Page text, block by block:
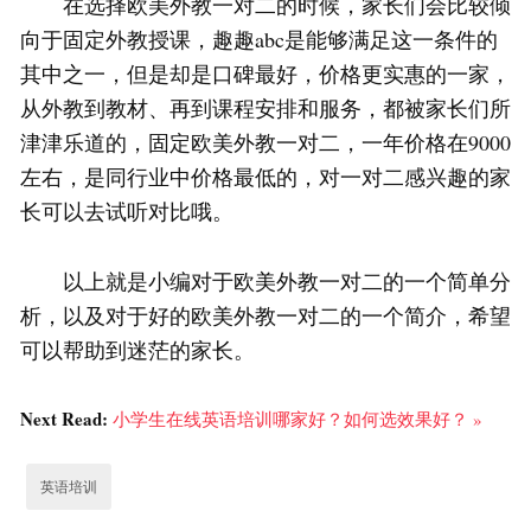
向于固定外教授课，趣趣abc是能够满足这一条件的
其中之一，但是却是口碑最好，价格更实惠的一家，
从外教到教材、再到课程安排和服务，都被家长们所
津津乐道的，固定欧美外教一对二，一年价格在9000
左右，是同行业中价格最低的，对一对二感兴趣的家
长可以去试听对比哦。
以上就是小编对于欧美外教一对二的一个简单分
析，以及对于好的欧美外教一对二的一个简介，希望
可以帮助到迷茫的家长。
Next Read: 小学生在线英语培训哪家好？如何选效果好？ »
英语培训